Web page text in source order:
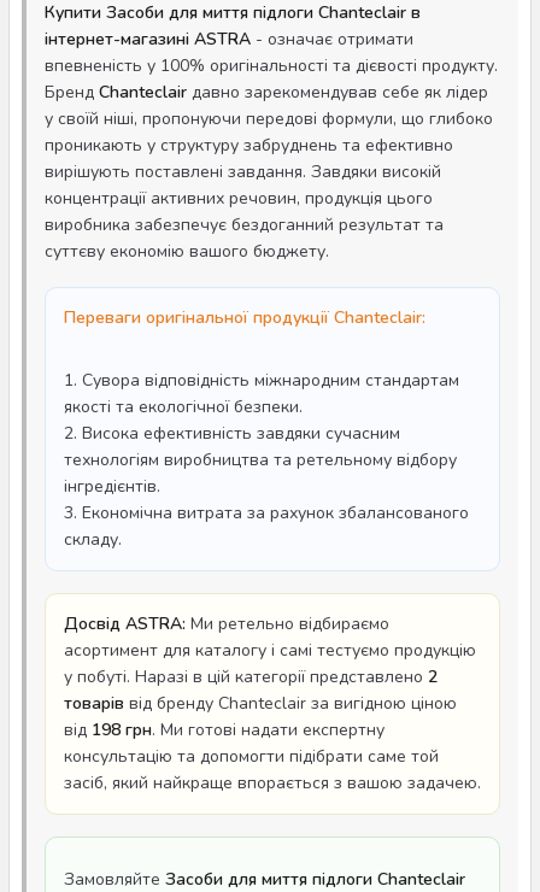
Купити Засоби для миття підлоги Chanteclair в
інтернет-магазині ASTRA - означає отримати
впевненість у 100% оригінальності та дієвості продукту.
Бренд Chanteclair давно зарекомендував себе як лідер
у своїй ніші, пропонуючи передові формули, що глибоко
проникають у структуру забруднень та ефективно
вирішують поставлені завдання. Завдяки високій
концентрації активних речовин, продукція цього
виробника забезпечує бездоганний результат та
суттєву економію вашого бюджету.
Переваги оригінальної продукції Chanteclair:
1. Сувора відповідність міжнародним стандартам
якості та екологічної безпеки.
2. Висока ефективність завдяки сучасним
технологіям виробництва та ретельному відбору
інгредієнтів.
3. Економічна витрата за рахунок збалансованого
складу.
Досвід ASTRA: Ми ретельно відбираємо
асортимент для каталогу і самі тестуємо продукцію
у побуті. Наразі в цій категорії представлено 2
товарів від бренду Chanteclair за вигідною ціною
від 198 грн. Ми готові надати експертну
консультацію та допомогти підібрати саме той
засіб, який найкраще впорається з вашою задачею.
Замовляйте Засоби для миття підлоги Chanteclair